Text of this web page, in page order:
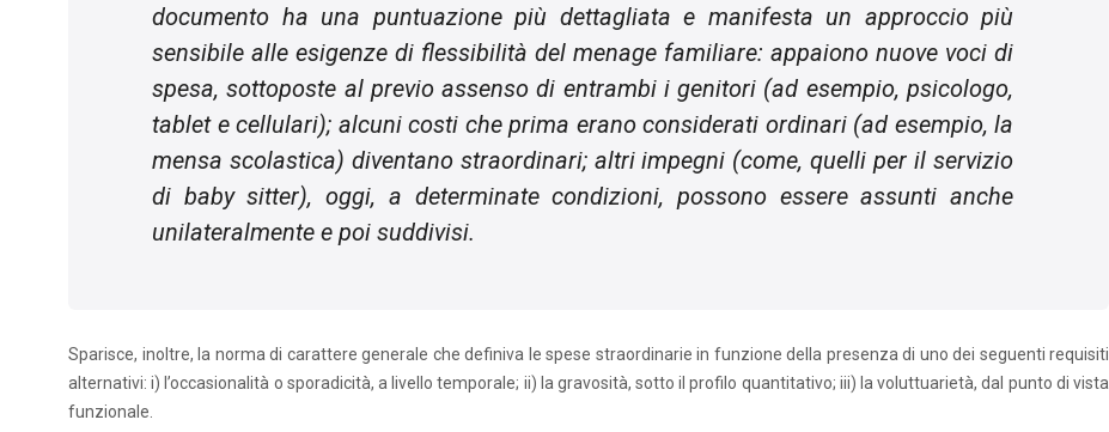
documento ha una puntuazione più dettagliata e manifesta un approccio più
sensibile alle esigenze di flessibilità del menage familiare: appaiono nuove voci di
spesa, sottoposte al previo assenso di entrambi i genitori (ad esempio, psicologo,
tablete cellulari); alcuni costi che prima erano considerati ordinari (ad esempio, la
mensa scolastica) diventano straordinari; altri impegni (come, quelli per il servizio
di baby sitter), oggi, a determinate condizioni, possono essere assunti anche
unilateralmente e poi suddivisi.
Sparisce, inoltre, la norma di carattere generale che definiva le spese straordinarie in funzione della presenza di uno dei seguenti requisiti
alternativi: i) l’occasionalità o sporadicità, a livello temporale; ii) la gravosità, sotto il profilo quantitativo; iii) la voluttuarietà, dal punto di vista
funzionale.